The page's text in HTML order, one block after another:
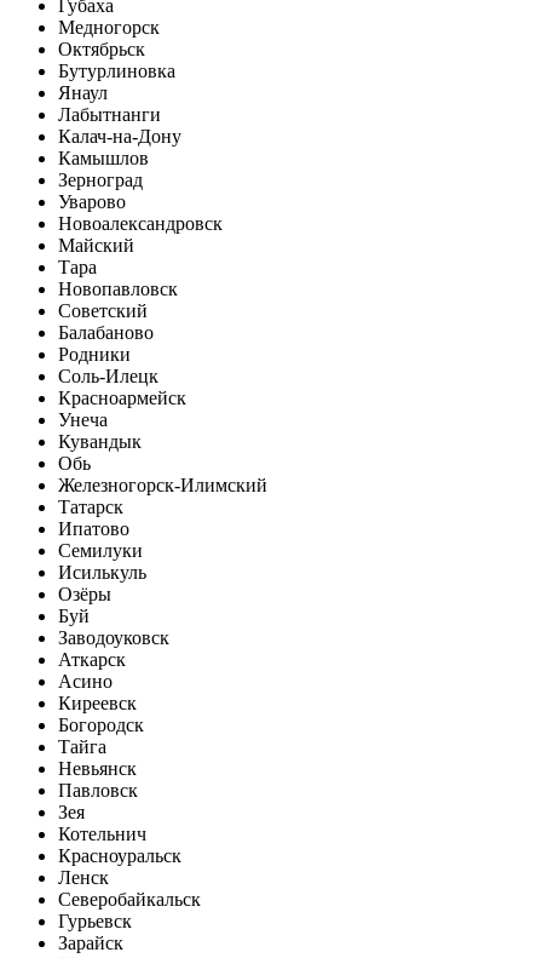
Губаха
Медногорск
Октябрьск
Бутурлиновка
Янаул
Лабытнанги
Калач-на-Дону
Камышлов
Зерноград
Уварово
Новоалександровск
Майский
Тара
Новопавловск
Советский
Балабаново
Родники
Соль-Илецк
Красноармейск
Унеча
Кувандык
Обь
Железногорск-Илимский
Татарск
Ипатово
Семилуки
Исилькуль
Озёры
Буй
Заводоуковск
Аткарск
Асино
Киреевск
Богородск
Тайга
Невьянск
Павловск
Зея
Котельнич
Красноуральск
Ленск
Северобайкальск
Гурьевск
Зарайск